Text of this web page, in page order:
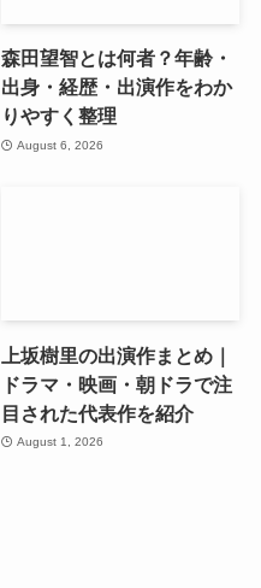
森田望智とは何者？年齢・
出身・経歴・出演作をわか
りやすく整理
August 6, 2026
上坂樹里の出演作まとめ｜
ドラマ・映画・朝ドラで注
目された代表作を紹介
August 1, 2026